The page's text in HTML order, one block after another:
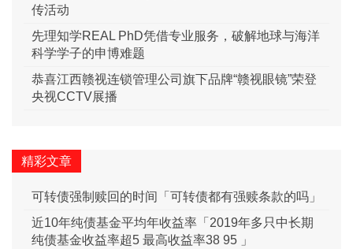
传活动
先理知学REAL PhD凭借专业服务，破解地球与海洋
科学学子的申博难题
恭喜江西赣视连锁管理公司旗下品牌“赣视眼镜”荣登
央视CCTV展播
精彩文章
可转债强制赎回的时间「可转债都有强赎条款的吗」
近10年纯债基金平均年收益率「2019年多只中长期
纯债基金收益率超5 最高收益率38 95 」